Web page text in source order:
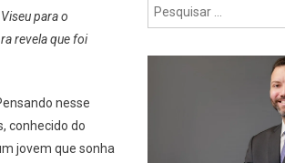
para o
revela que foi
nesse
conhecido do
jovem que sonha